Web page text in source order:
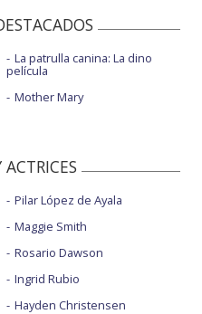
La patrulla canina: La dino
película
Mother Mary
ACTRICES
Pilar López de Ayala
Maggie Smith
Rosario Dawson
Ingrid Rubio
Hayden Christensen